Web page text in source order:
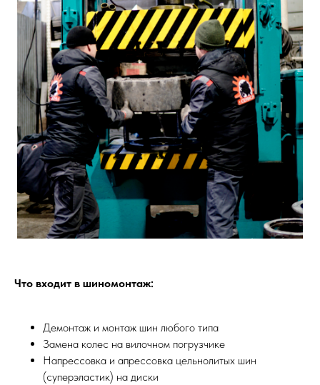
Что входит в шиномонтаж:
Демонтаж и монтаж шин любого типа
Замена колес на вилочном погрузчике
Напрессовка и апрессовка цельнолитых шин
(суперэластик) на диски